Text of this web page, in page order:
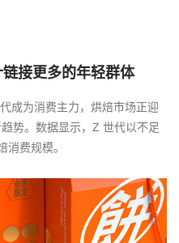
接更多的年轻群体
成为消费主力，烘焙市场正迎
势。数据显示，Z 世代以不足
费规模。